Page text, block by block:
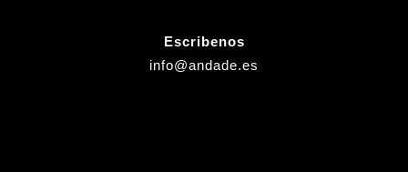
Escribenos
info@andade.es